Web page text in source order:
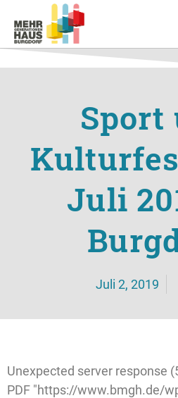
Sport
Juli
Juli 2, 2019
Unexpected server response
PDF "https://www.bmgh.de/